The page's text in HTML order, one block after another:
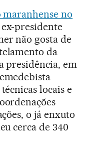
no
presidente
não gosta de
da
presidência, em
locais e
o já enxuto
cerca de 340